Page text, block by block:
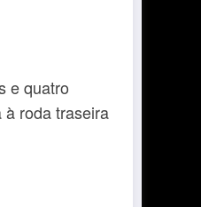
e quatro
roda traseira